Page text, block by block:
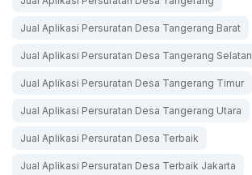
Jual Aplikasi Persuratan Desa Tangerang Barat
Jual Aplikasi Persuratan Desa Tangerang Selatan
Jual Aplikasi Persuratan Desa Tangerang Timur
Jual Aplikasi Persuratan Desa Tangerang Utara
Jual Aplikasi Persuratan Desa Terbaik
Jual Aplikasi Persuratan Desa Terbaik Jakarta